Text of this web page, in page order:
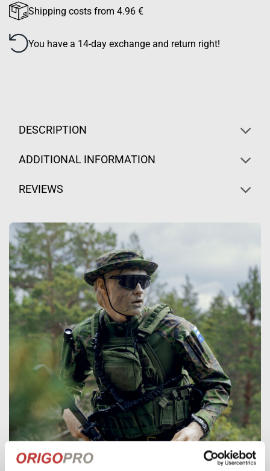
Shipping costs from 4.96 €
You have a 14-day exchange and return right!
DESCRIPTION
ADDITIONAL INFORMATION
REVIEWS